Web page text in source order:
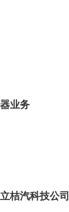
业务
桔汽科技公司